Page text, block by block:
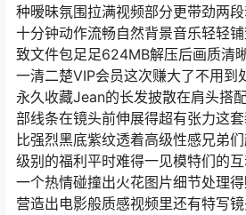
种暧昧氛围拉满视频部分更带劲两
十分钟动作流畅自然背景音乐轻轻
致文件包足足624MB解压后画质清
一清二楚VIP会员这次赚大了不用到
永久收藏Jean的长发披散在肩头搭
部线条在镜头前伸展得超有张力这
比强烈黑底紫纹透着高级性感兄弟
级别的福利平时难得一见模特们的
一个热情碰撞出火花图片细节处理
营造出电影般质感视频里还有特写